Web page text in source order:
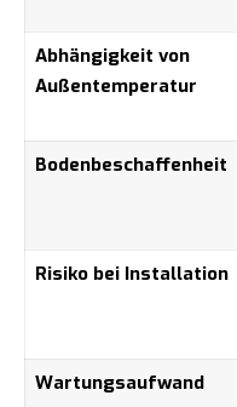
Abhängigkeit von
Außentemperatur
Bodenbeschaffenheit
Risiko bei Installation
Wartungsaufwand